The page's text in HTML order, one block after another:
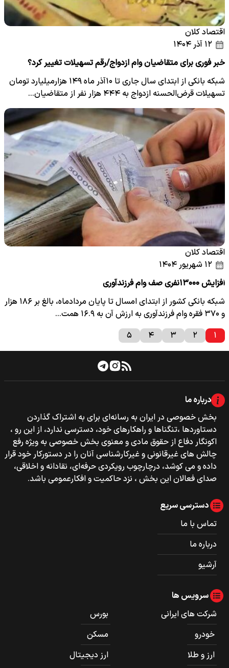
اقتصاد کلان
خبر فوری برای متقاضیان وام ازدواج/رقم تسهیلات تغییر کرد؟
شبکه بانکی از ابتدای سال جاری تا ۱۰آذر ماه ۱۴۹ هزارمیلیارد تومان
تسهیلات قرض‌الحسنه ازدواج به ۴۴۴ هزار نفر از متقاضیان…
اقتصاد کلان
افزایش ۱۳۰۰۰نفری صف وام فرزندآوری
شبکه بانکی کشور از ابتدای امسال تا پایان مردادماه، بالغ بر ۱۸۶ هزار
و ۳۷۰ فقره وام فرزندآوری به ارزش آن به ۱۶.۹ همت…
۱
۲ ۳ ۴ ۵
درباره ما
بخش خصوصی‌‌ در ایران به رسانه‌ای برای به اشتراک گذاردن
دستاوردها ،تنگناها و راهکارهای خود، دسترسی ندارد، از این رو ،
اکونگار دفاع از حقوق مادی و معنوی بخش خصوصی به ویژه رفع
چالش های غیرقانونی و غیرکارشناسی آنان را در دستورکار خود قرار
داده و می کوشد، درچارچوب رویکردی حرفه‌ای، نقادانه و اخلاقی،
صدای فعالان این بخش ، نزد حاکمیت و افکارعمومی باشد.
دسترسی سریع
تماس با ما
درباره ما
آرشیو
سرویس ها
شرکت های ایرانی
بورس
خودرو
مسکن
ارز و طلا
ارز دیجیتال